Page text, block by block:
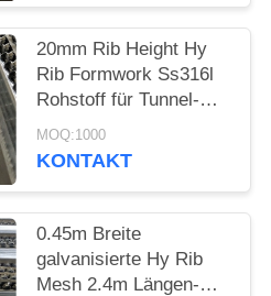
20mm Rib Height Hy
Rib Formwork Ss316l
Rohstoff für Tunnel-
Brücken
MOQ:1000
KONTAKT
0.45m Breite
galvanisierte Hy Rib
Mesh 2.4m Längen-